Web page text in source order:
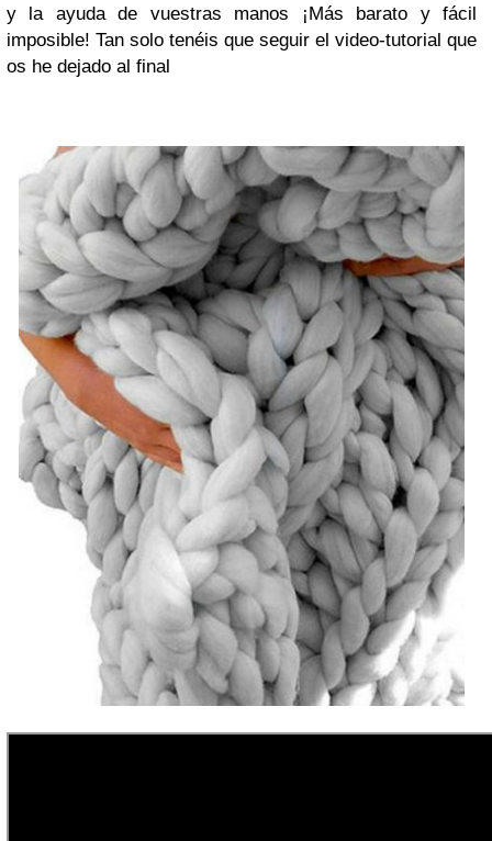
y la ayuda de vuestras manos ¡Más barato y fácil
imposible! Tan solo tenéis que seguir el video-tutorial que
os he dejado al final